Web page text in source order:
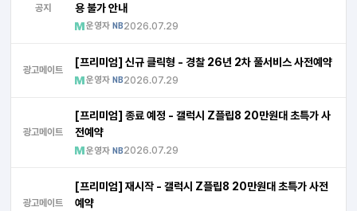
공지
용 불가 안내
운영자 NB2026.07.29
광고메이트
[프리미엄] 신규 클릭형 - 경찰 26년 2차 풀서비스 사전예약
운영자 NB2026.07.29
광고메이트
[프리미엄] 종료 예정 - 갤럭시 Z플립8 20만원대 초특가 사
전예약
운영자 NB2026.07.29
광고메이트
[프리미엄] 재시작 - 갤럭시 Z플립8 20만원대 초특가 사전
예약